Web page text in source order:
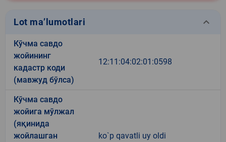
Lot ma’lumotlari keyboard_arrow_down
Кўчма савдо
жойининг
кадастр коди
(мавжуд бўлса)
12:11:04:02:01:0598
Кўчма савдо
жойига мўлжал
(яқинида
жойлашган
ko`p qavatli uy oldi